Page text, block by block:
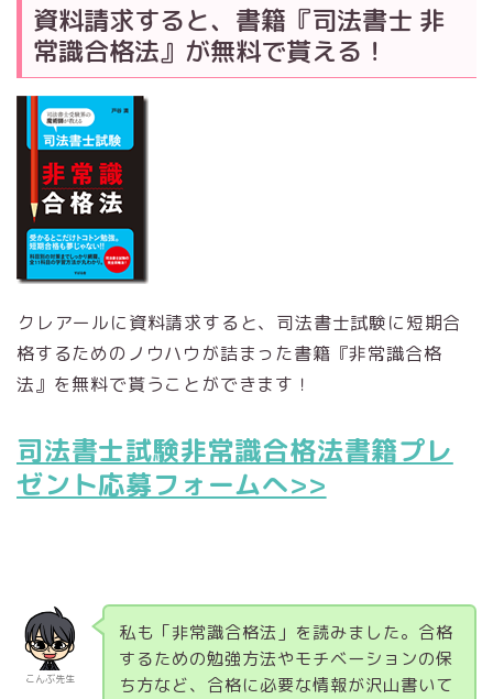
資料請求すると、書籍『司法書士 非
常識合格法』が無料で貰える！
クレアールに資料請求すると、司法書士試験に短期合
格するためのノウハウが詰まった書籍『非常識合格
法』を無料で貰うことができます！
司法書士試験非常識合格法書籍プレ
ゼント応募フォームへ>>
こんぶ先生
私も「非常識合格法」を読みました。合格
するための勉強方法やモチベーションの保
ち方など、合格に必要な情報が沢山書いて